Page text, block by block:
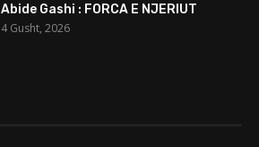
Abide Gashi : FORCA E NJERIUT
4 Gusht, 2026